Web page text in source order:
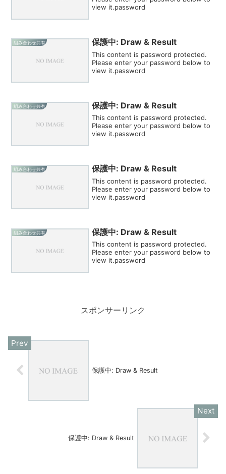
view it.password
組み合わせ共有 保護中: Draw & Result
This content is password protected.
Please enter your password below to
view it.password
組み合わせ共有 保護中: Draw & Result
This content is password protected.
Please enter your password below to
view it.password
組み合わせ共有 保護中: Draw & Result
This content is password protected.
Please enter your password below to
view it.password
組み合わせ共有 保護中: Draw & Result
This content is password protected.
Please enter your password below to
view it.password
スポンサーリンク
保護中: Draw & Result
保護中: Draw & Result